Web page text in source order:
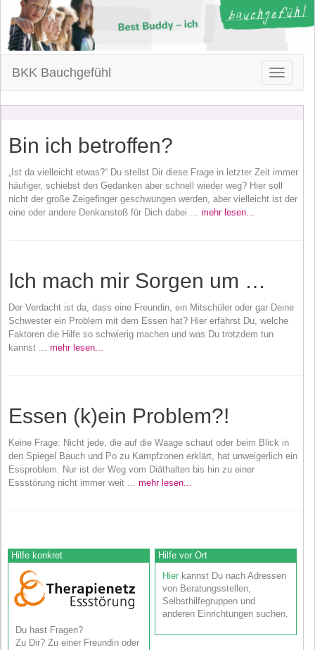
Toggle
BKK Bauchgefühl
Bin ich betroffen?
„Ist da vielleicht etwas?“ Du stellst Dir diese Frage in letzter Zeit immer
häufiger, schiebst den Gedanken aber schnell wieder weg? Hier soll
nicht der große Zeigefinger geschwungen werden, aber vielleicht ist der
eine oder andere Denkanstoß für Dich dabei ... mehr lesen...
Ich mach mir Sorgen um …
Der Verdacht ist da, dass eine Freundin, ein Mitschüler oder gar Deine
Schwester ein Problem mit dem Essen hat? Hier erfährst Du, welche
Faktoren die Hilfe so schwierig machen und was Du trotzdem tun
kannst ... mehr lesen...
Essen (k)ein Problem?!
Keine Frage: Nicht jede, die auf die Waage schaut oder beim Blick in
den Spiegel Bauch und Po zu Kampfzonen erklärt, hat unweigerlich ein
Essproblem. Nur ist der Weg vom Diäthalten bis hin zu einer
Essstörung nicht immer weit ... mehr lesen...
Hilfe konkret
Du hast Fragen?
Zu Dir? Zu einer Freundin oder
Hilfe vor Ort
Hier kannst Du nach Adressen
von Beratungsstellen,
Selbsthilfegruppen und
anderen Einrichtungen suchen.